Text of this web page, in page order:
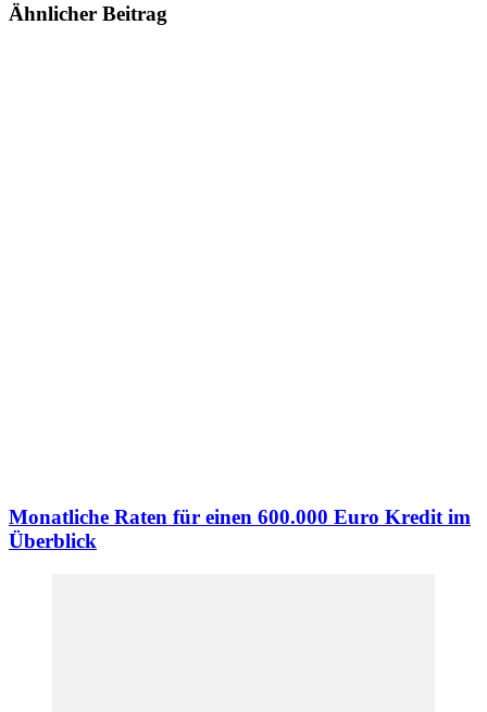
Ähnlicher Beitrag
Monatliche Raten für einen 600.000 Euro Kredit im
Überblick